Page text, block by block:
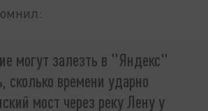
могут залезть в "Яндекс"
сколько времени ударно
мост через реку Лену у